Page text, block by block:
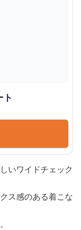
いワイドチェック
ス感のある着こな